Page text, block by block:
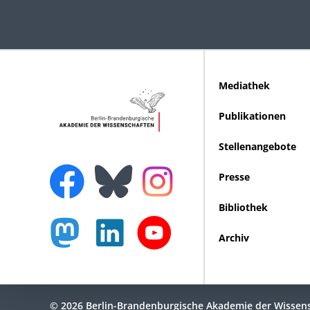
Mediathek
Publikationen
Stellenangebote
Presse
Bibliothek
Archiv
© 2026 Berlin-Brandenburgische Akademie der